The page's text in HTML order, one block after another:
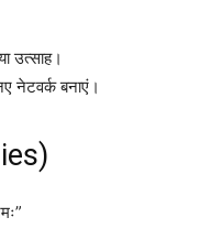
उत्साह।
नेटवर्क बनाएं।